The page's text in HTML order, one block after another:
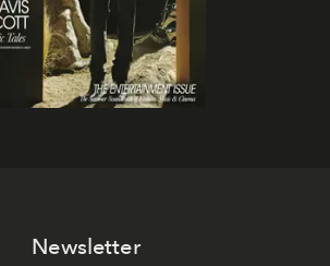
Newsletter